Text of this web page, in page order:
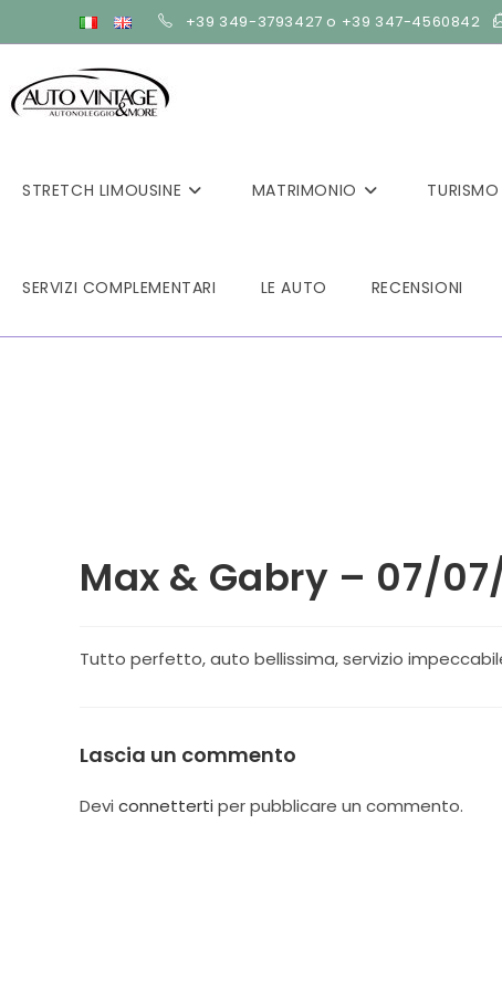
al
contenuto
+39 349-3793427 o +39 347-4560842
STRETCH LIMOUSINE MATRIMONIO TURISMO
SERVIZI COMPLEMENTARI LE AUTO RECENSIONI
Max & Gabry – 07/
Tutto perfetto, auto bellissima, servizio
Lascia un commento
Devi connetterti per pubblicare un commento.